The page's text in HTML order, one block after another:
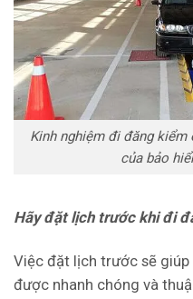
Kinh nghiệm đi đăng
của bảo
Hãy đặt lịch trước khi đi
Việc đặt lịch trước sẽ
được nhanh chóng và